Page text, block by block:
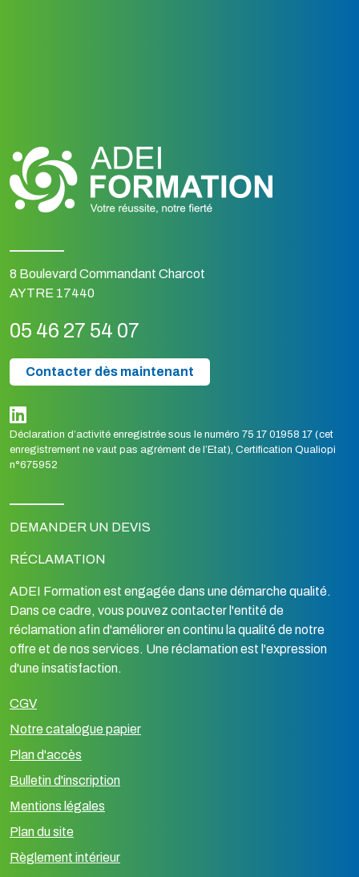
8 Boulevard Commandant Charcot
AYTRE 17440
05 46 27 54 07
Contacter dès maintenant
Déclaration d’activité enregistrée sous le numéro 75 17 01958 17 (cet
enregistrement ne vaut pas agrément de l’Etat), Certification Qualiopi
n°675952
DEMANDER UN DEVIS
RÉCLAMATION
ADEI Formation est engagée dans une démarche qualité.
Dans ce cadre, vous pouvez contacter l'entité de
réclamation afin d'améliorer en continu la qualité de notre
offre et de nos services. Une réclamation est l'expression
d'une insatisfaction.
CGV
Notre catalogue papier
Plan d'accès
Bulletin d'inscription
Mentions légales
Plan du site
Règlement intérieur